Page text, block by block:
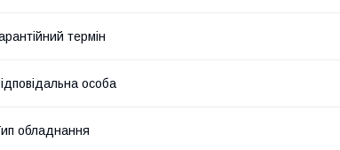
термін
особа
обладнання